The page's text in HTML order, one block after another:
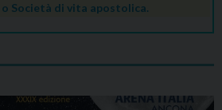
Società di vita apostolica.